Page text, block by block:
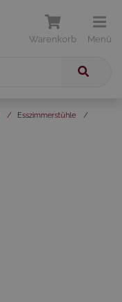
Warenkorb Menü
/ Esszimmerstühle
/